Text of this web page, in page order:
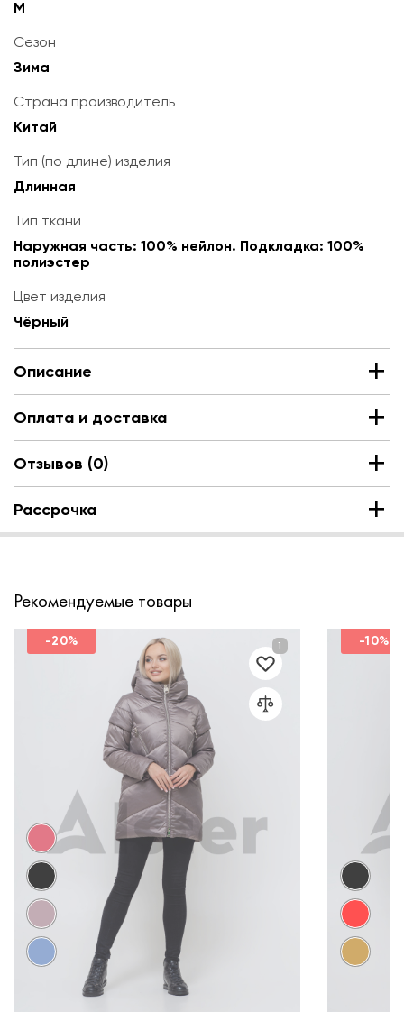
M
Сезон
Зима
Страна производитель
Китай
Тип (по длине) изделия
Длинная
Тип ткани
Наружная часть: 100% нейлон. Подкладка: 100%
полиэстер
Цвет изделия
Чёрный
Описание
Оплата и доставка
Отзывов (0)
Рассрочка
Рекомендуемые товары
-20% -10%